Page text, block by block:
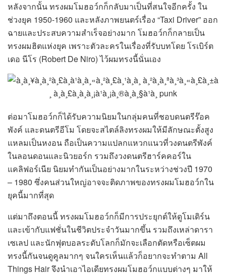
หลังจากนั้น ทรงผมโมฮอว์กก็กลับมาเป็นที่สนใจอีกครั้ง ใน
ช่วงยุค 1950-1960 และหลังภาพยนตร์เรื่อง “Taxi Driver” ออก
ฉายและประสบความสำเร็จอย่างมาก โมฮอว์กก็กลายเป็น
ทรงผมฮิตแห่งยุค เพราะตัวละครในเรื่องที่รับบทโดย โรเบิร์ต
เดอ นีโร (Robert De Niro) ไว้ผมทรงนี้นั่นเอง
ต่อมาโมฮอว์กก็ได้รับความนิยมในกลุ่มคนที่ชอบดนตรีร๊อค
พังค์ และดนตรีอีโม โดยจะสไตล์ลิงทรงผมให้มีลักษณะตั้งสูง
แหลมเป็นหงอน ถือเป็นความแปลกแหวกแนวที่วงดนตรีพังค์
ในลอนดอนและนิวยอร์ก รวมถึงวงดนตรีฮาร์คคอร์ใน
แคลิฟอร์เนีย นิยมทำกันเป็นอย่างมากในระหว่างช่วงปี 1970
– 1980 ซึ่งคนส่วนใหญ่อาจจะติดภาพของทรงผมโมฮอว์กใน
ยุคนี้มากที่สุด
แต่มาถึงตอนนี้ ทรงผมโมฮอว์กก็มีการประยุกต์ให้ดูโมเดิร์น
และเข้ากับแฟชั่นในชีวิตประจำวันมากขึ้น รวมถึงเหล่าดารา
เซเลป และนักฟุตบอลระดับโลกก็มักจะเลือกตัดหรือเซ็ตผม
ทรงนี้กันจนดูคูลมากๆ จนใครเห็นแล้วก็อยากจะทำตาม All
Things Hair จึงนำเอาไอเดียทรงผมโมฮอว์กแบบต่างๆ มาให้